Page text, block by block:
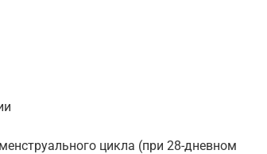
цикла (при 28-дневном